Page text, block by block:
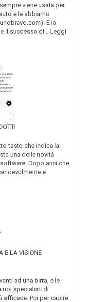
viene usata per
e le abbiamo
E io
il successo di… Leggi
tasto che indica la
una delle novità
Dopo anni che
e
E LA VISIONE
ad una birra, e le
noi specialisti di
efficace. Poi per capire